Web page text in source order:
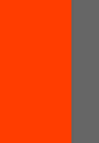
El rol de la
contra la